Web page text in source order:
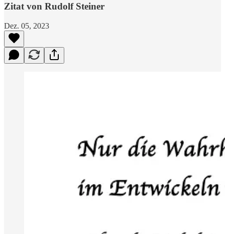
Zitat von Rudolf Steiner
Dez. 05, 2023